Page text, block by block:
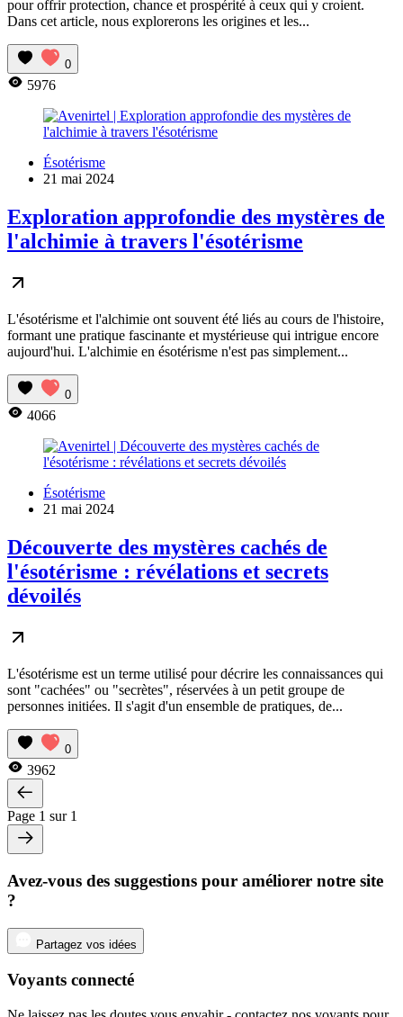
pour offrir protection, chance et prospérité à ceux qui y croient.
Dans cet article, nous explorerons les origines et les...
0
5976
Ésotérisme
21 mai 2024
Exploration approfondie des mystères de
l'alchimie à travers l'ésotérisme
L'ésotérisme et l'alchimie ont souvent été liés au cours de l'histoire,
formant une pratique fascinante et mystérieuse qui intrigue encore
aujourd'hui. L'alchimie en ésotérisme n'est pas simplement...
0
4066
Ésotérisme
21 mai 2024
Découverte des mystères cachés de
l'ésotérisme : révélations et secrets
dévoilés
L'ésotérisme est un terme utilisé pour décrire les connaissances qui
sont "cachées" ou "secrètes", réservées à un petit groupe de
personnes initiées. Il s'agit d'un ensemble de pratiques, de...
0
3962
Page 1 sur 1
Avez-vous des suggestions pour améliorer notre site
?
Partagez vos idées
Voyants connecté